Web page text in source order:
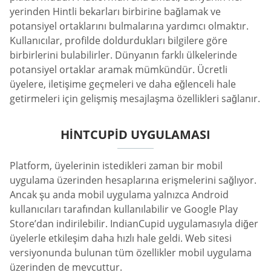
yerinden Hintli bekarları birbirine bağlamak ve
potansiyel ortaklarını bulmalarına yardımcı olmaktır.
Kullanıcılar, profilde doldurdukları bilgilere göre
birbirlerini bulabilirler. Dünyanın farklı ülkelerinde
potansiyel ortaklar aramak mümkündür. Ücretli
üyelere, iletişime geçmeleri ve daha eğlenceli hale
getirmeleri için gelişmiş mesajlaşma özellikleri sağlanır.
HINTCUPID UYGULAMASI
Platform, üyelerinin istedikleri zaman bir mobil
uygulama üzerinden hesaplarına erişmelerini sağlıyor.
Ancak şu anda mobil uygulama yalnızca Android
kullanıcıları tarafından kullanılabilir ve Google Play
Store’dan indirilebilir. IndianCupid uygulamasıyla diğer
üyelerle etkileşim daha hızlı hale geldi. Web sitesi
versiyonunda bulunan tüm özellikler mobil uygulama
üzerinden de mevcuttur.